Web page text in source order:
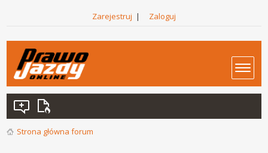
Zarejestruj | Zaloguj
Strona główna forum